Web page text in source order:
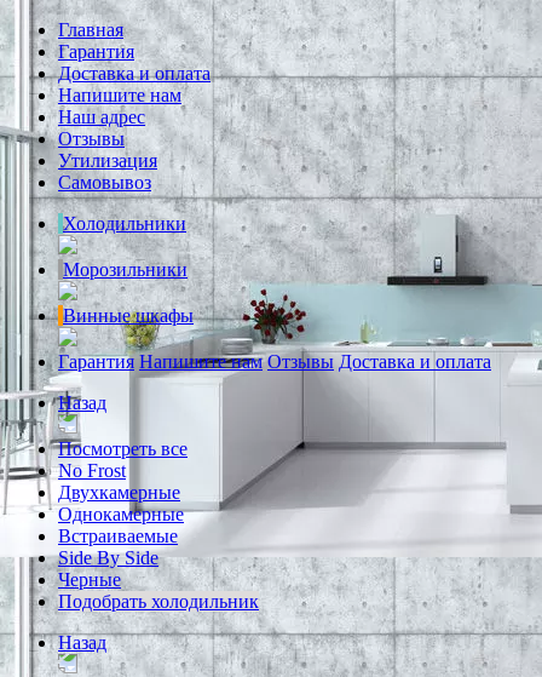
Главная
Гарантия
Доставка и оплата
Напишите нам
Наш адрес
Отзывы
Утилизация
Самовывоз
Холодильники
Морозильники
Винные шкафы
Гарантия Напишите нам Отзывы Доставка и оплата
Назад
Посмотреть все
No Frost
Двухкамерные
Однокамерные
Встраиваемые
Side By Side
Черные
Подобрать холодильник
Назад